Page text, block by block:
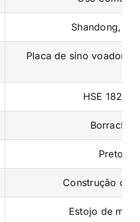
Shandong,
Placa de sino voador
HSE 182021
Borracha
Preto
Construção
Estojo de